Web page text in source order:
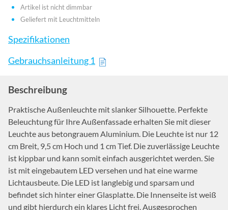
Artikel ist nicht dimmbar
Geliefert mit Leuchtmitteln
Spezifikationen
Gebrauchsanleitung 1
Beschreibung
Praktische Außenleuchte mit slanker Silhouette. Perfekte
Beleuchtung für Ihre Außenfassade erhalten Sie mit dieser
Leuchte aus betongrauem Aluminium. Die Leuchte ist nur 12
cm Breit, 9,5 cm Hoch und 1 cm Tief. Die zuverlässige Leuchte
ist kippbar und kann somit einfach ausgerichtet werden. Sie
ist mit eingebautem LED versehen und hat eine warme
Lichtausbeute. Die LED ist langlebig und sparsam und
befindet sich hinter einer Glasplatte. Die Innenseite ist weiß
und gibt hierdurch ein klares Licht frei. Ausgesprochen